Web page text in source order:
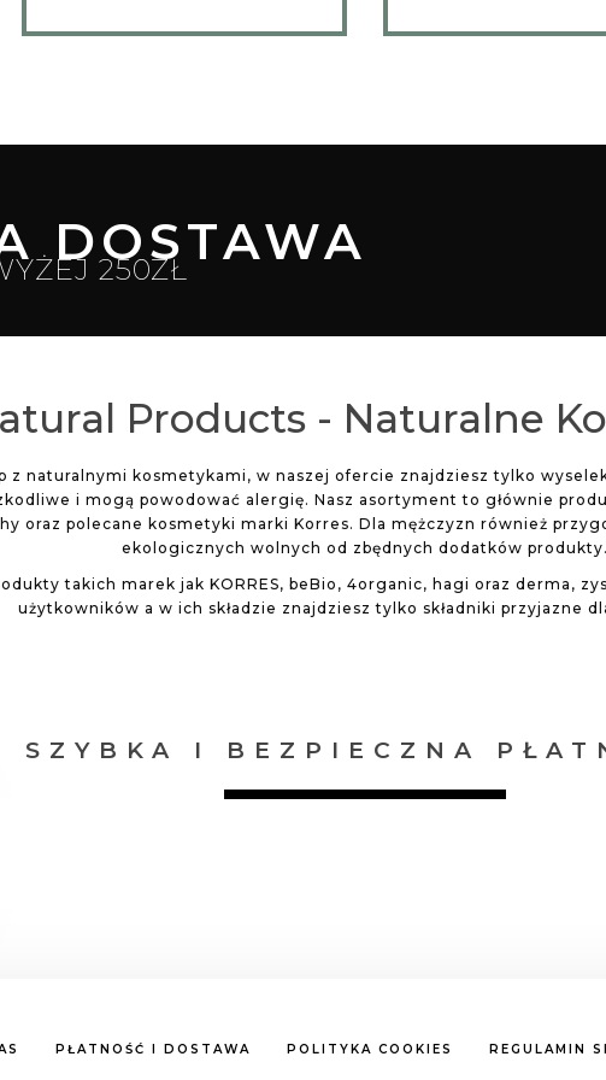
DOSTAWA
250ZŁ
Products - Naturalne
z naturalnymi kosmetykami, w naszej ofercie znajdziesz tylko
i mogą powodować alergię. Nasz asortyment to głównie
oraz polecane kosmetyki marki Korres. Dla mężczyzn również
ekologicznych wolnych od zbędnych dodatków produkty.
takich marek jak KORRES, beBio, 4organic, hagi oraz derma,
użytkowników a w ich składzie znajdziesz tylko składniki przyjazne
SZYBKA I BEZPIECZNA
PŁATNOŚĆ I DOSTAWA POLITYKA COOKIES REGULAMIN